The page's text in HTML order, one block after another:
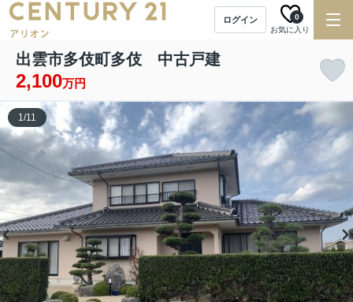
ログイン
お気に入り
0
出雲市多伎町多伎 中古戸建
2,100万円
1/11